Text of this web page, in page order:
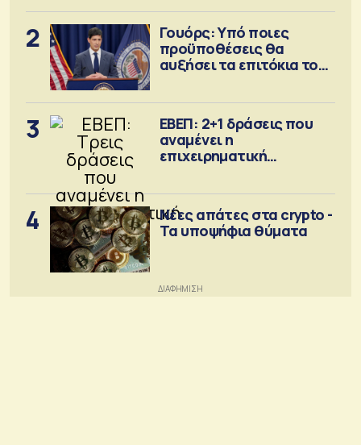
2
Γουόρς: Υπό ποιες
προϋποθέσεις θα
αυξήσει τα επιτόκια τον
3
ΕΒΕΠ: 2+1 δράσεις που
αναμένει η
επιχειρηματική
4
Νέες απάτες στα crypto -
Τα υποψήφια θύματα